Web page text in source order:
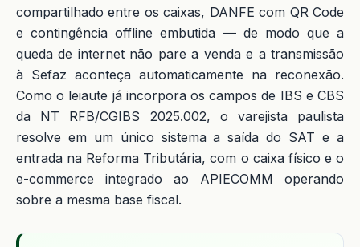
compartilhado entre os caixas, DANFE com QR Code
e contingência offline embutida — de modo que a
queda de internet não pare a venda e a transmissão
à Sefaz aconteça automaticamente na reconexão.
Como o leiaute já incorpora os campos de IBS e CBS
da NT RFB/CGIBS 2025.002, o varejista paulista
resolve em um único sistema a saída do SAT e a
entrada na Reforma Tributária, com o caixa físico e o
e-commerce integrado ao APIECOMM operando
sobre a mesma base fiscal.